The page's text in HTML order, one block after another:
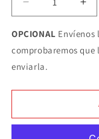
Reducir
cantidad
para
Filtro
de
aire
de
OPCIONAL Envíenos
comprobaremos que
enviarla.